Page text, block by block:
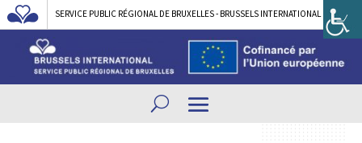
SERVICE PUBLIC RÉGIONAL DE BRUXELLES - BRUSSELS INTERNATIONAL